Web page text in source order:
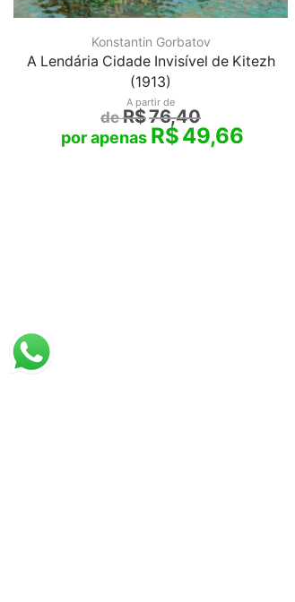
Konstantin Gorbatov
A Lendária Cidade Invisível de Kitezh
(1913)
A partir de
R$76,40
R$49,66